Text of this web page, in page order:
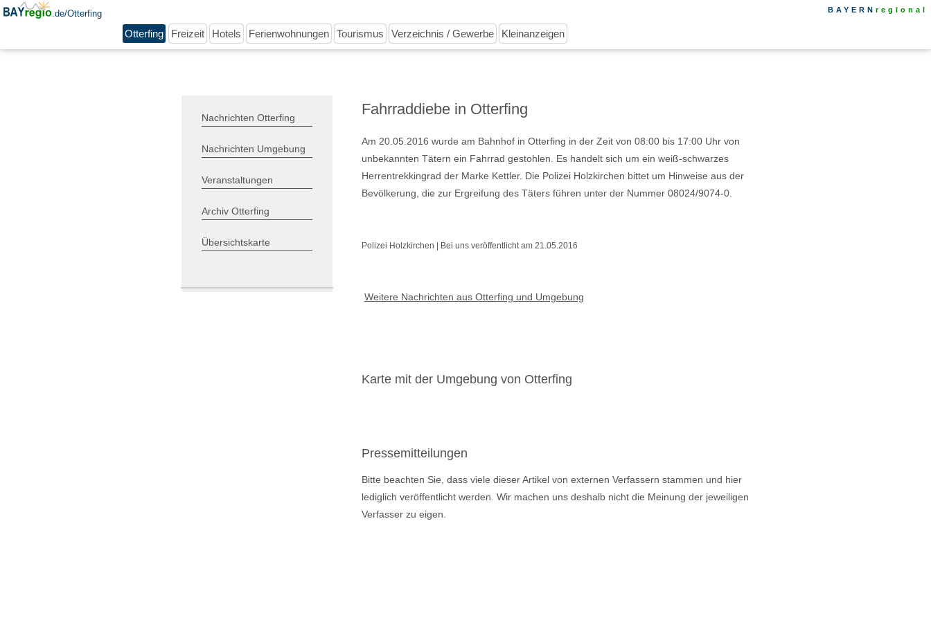
.de/Otterfing BAYERN regional
Otterfing Freizeit Hotels Ferienwohnungen Tourismus Verzeichnis / Gewerbe Kleinanzeigen
Nachrichten Otterfing
Nachrichten Umgebung
Veranstaltungen
Archiv Otterfing
Übersichtskarte
Fahrraddiebe in Otterfing
Am 20.05.2016 wurde am Bahnhof in Otterfing in der Zeit von 08:00 bis 17:00 Uhr von
unbekannten Tätern ein Fahrrad gestohlen. Es handelt sich um ein weiß-schwarzes
Herrentrekkingrad der Marke Kettler. Die Polizei Holzkirchen bittet um Hinweise aus der
Bevölkerung, die zur Ergreifung des Täters führen unter der Nummer 08024/9074-0.
Polizei Holzkirchen | Bei uns veröffentlicht am 21.05.2016
Weitere Nachrichten aus Otterfing und Umgebung
Karte mit der Umgebung von Otterfing
Pressemitteilungen
Bitte beachten Sie, dass viele dieser Artikel von externen Verfassern stammen und hier
lediglich veröffentlicht werden. Wir machen uns deshalb nicht die Meinung der jeweiligen
Verfasser zu eigen.